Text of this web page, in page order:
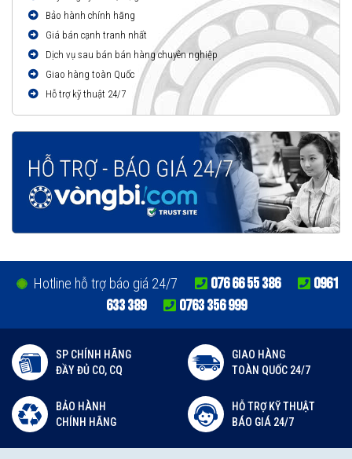
Bảo hành chính hãng
Giá bán cạnh tranh nhất
Dịch vụ sau bán bán hàng chuyên nghiệp
Giao hàng toàn Quốc
Hỗ trợ kỹ thuật 24/7
Hotline hỗ trợ báo giá 24/7 076 66 55 386
0961
633 389
0763 356 999
SP CHÍNH HÃNG
ĐẦY ĐỦ CO, CQ
GIAO HÀNG
TOÀN QUỐC 24/7
BẢO HÀNH
CHÍNH HÃNG
HỖ TRỢ KỸ THUẬT
BÁO GIÁ 24/7